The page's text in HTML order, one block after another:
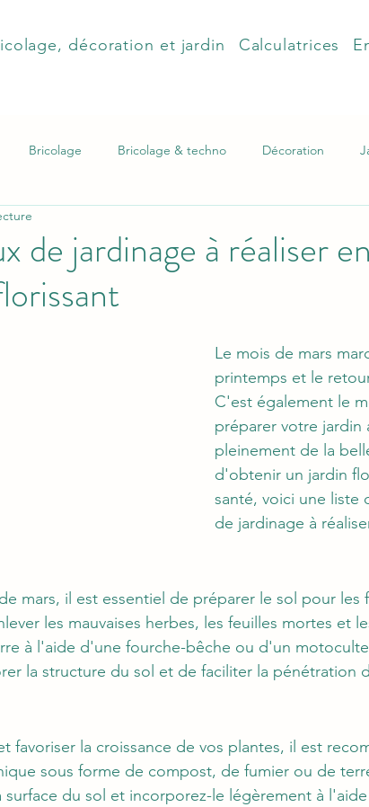
décoration et jardin Calculatrices
Bricolage Bricolage & techno Décoration
de jardinage à réaliser
Le mois de mars
printemps et le
C'est également le
préparer votre jardin
pleinement de la
d'obtenir un jardin
santé, voici une liste
de jardinage à
mars, il est essentiel de préparer le sol pour les
les mauvaises herbes, les feuilles mortes et
à l'aide d'une fourche-bêche ou d'un
la structure du sol et de faciliter la pénétration
favoriser la croissance de vos plantes, il est
sous forme de compost, de fumier ou de
surface du sol et incorporez-le légèrement à